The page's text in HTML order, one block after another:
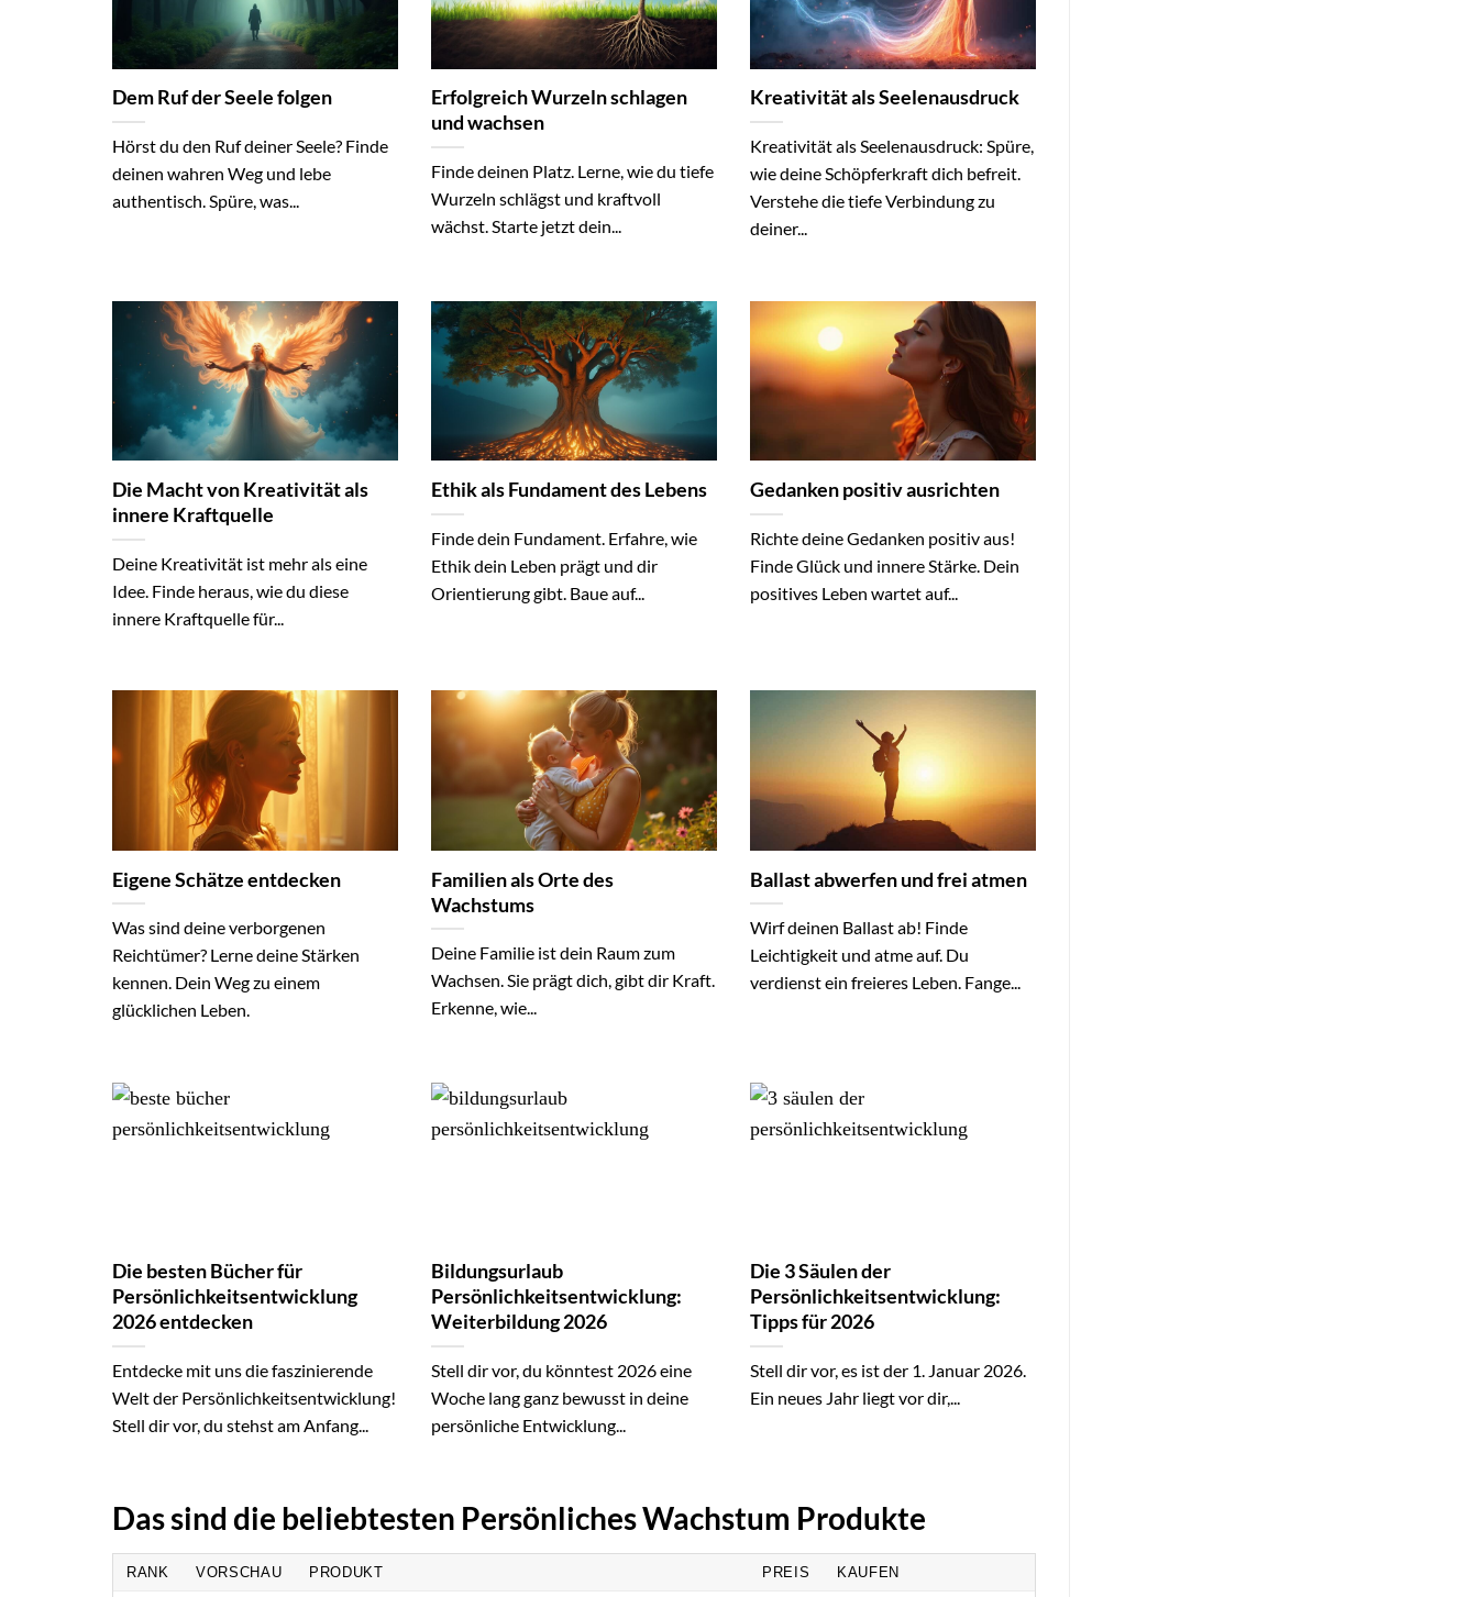
Dem Ruf der Seele folgen
Hörst du den Ruf deiner Seele? Finde
deinen wahren Weg und lebe
authentisch. Spüre, was...
Erfolgreich Wurzeln schlagen
und wachsen
Finde deinen Platz. Lerne, wie du tiefe
Wurzeln schlägst und kraftvoll
wächst. Starte jetzt dein...
Kreativität als Seelenausdruck
Kreativität als Seelenausdruck: Spüre,
wie deine Schöpferkraft dich befreit.
Verstehe die tiefe Verbindung zu
deiner...
Die Macht von Kreativität als
innere Kraftquelle
Deine Kreativität ist mehr als eine
Idee. Finde heraus, wie du diese
innere Kraftquelle für...
Ethik als Fundament des Lebens
Finde dein Fundament. Erfahre, wie
Ethik dein Leben prägt und dir
Orientierung gibt. Baue auf...
Gedanken positiv ausrichten
Richte deine Gedanken positiv aus!
Finde Glück und innere Stärke. Dein
positives Leben wartet auf...
Eigene Schätze entdecken
Was sind deine verborgenen
Reichtümer? Lerne deine Stärken
kennen. Dein Weg zu einem
glücklichen Leben.
Familien als Orte des
Wachstums
Deine Familie ist dein Raum zum
Wachsen. Sie prägt dich, gibt dir Kraft.
Erkenne, wie...
Ballast abwerfen und frei atmen
Wirf deinen Ballast ab! Finde
Leichtigkeit und atme auf. Du
verdienst ein freieres Leben. Fange...
Die besten Bücher für
Persönlichkeitsentwicklung
2026 entdecken
Entdecke mit uns die faszinierende
Welt der Persönlichkeitsentwicklung!
Stell dir vor, du stehst am Anfang...
Bildungsurlaub
Persönlichkeitsentwicklung:
Weiterbildung 2026
Stell dir vor, du könntest 2026 eine
Woche lang ganz bewusst in deine
persönliche Entwicklung...
Die 3 Säulen der
Persönlichkeitsentwicklung:
Tipps für 2026
Stell dir vor, es ist der 1. Januar 2026.
Ein neues Jahr liegt vor dir,...
Das sind die beliebtesten Persönliches Wachstum Produkte
RANK VORSCHAU PRODUKT PREIS KAUFEN